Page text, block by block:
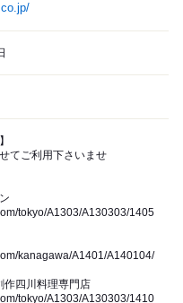
てご利用下さいませ
tokyo/A1303/A130303/1405
kanagawa/A1401/A140104/
作四川料理専門店
tokyo/A1303/A130303/1410